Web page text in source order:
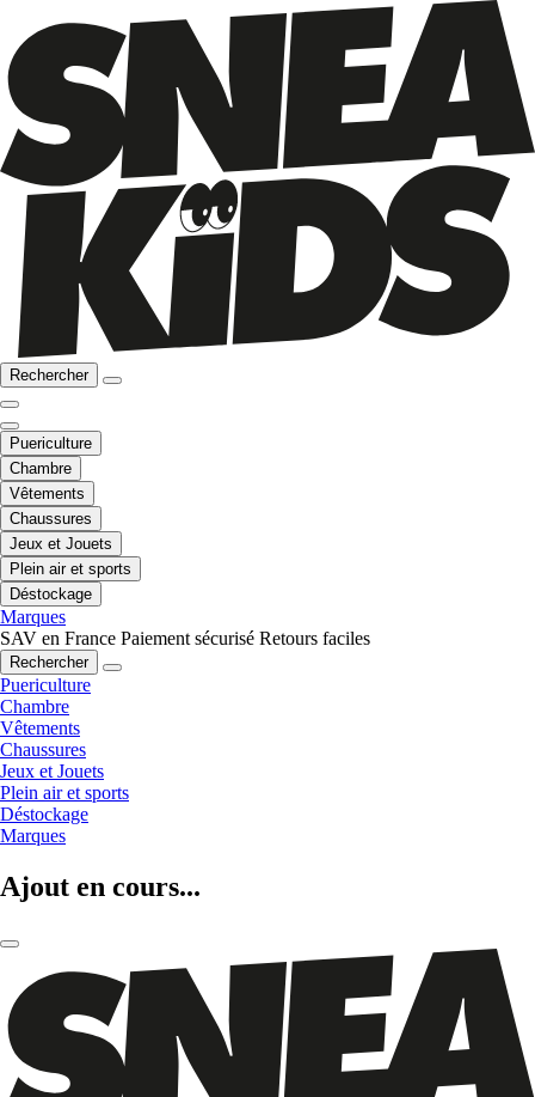
Rechercher
Puericulture
Chambre
Vêtements
Chaussures
Jeux et Jouets
Plein air et sports
Déstockage
Marques
SAV en France Paiement sécurisé Retours faciles
Rechercher
Puericulture
Chambre
Vêtements
Chaussures
Jeux et Jouets
Plein air et sports
Déstockage
Marques
Ajout en cours...